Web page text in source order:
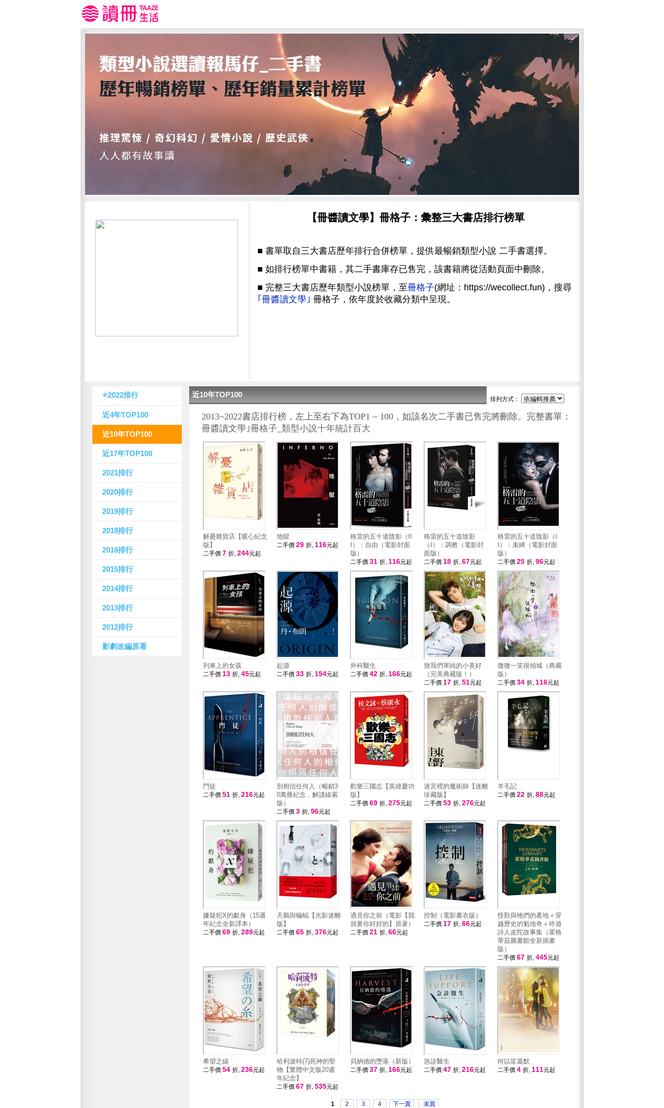
【冊醬讀文學】冊格子：彙整三大書店排行榜單
■ 書單取自三大書店歷年排行合併榜單，提供最暢銷類型小說 二手書選擇。
■ 如排行榜單中書籍，其二手書庫存已售完，該書籍將從活動頁面中刪除。
■ 完整三大書店歷年類型小說榜單，至冊格子(網址： https://wecollect.fun) ，搜尋
｢冊醬讀文學｣ 冊格子，依年度於收藏分類中呈現。
⭐2022排行
近4年TOP100
近10年TOP100
近17年TOP100
2021排行
2020排行
2019排行
2018排行
2016排行
2015排行
2014排行
2013排行
2012排行
影劇改編原著
近10年TOP100
排列方式：
2013~2022書店排行榜，左上至右下為TOP1 ~ 100，如該名次二手書已售完將刪除。完整書單：
冊醬讀文學｣冊格子 _類型小說十年統計百大
解憂雜貨店【暖心紀念
版】
二手價 7 折, 244元起
地獄
二手價 29 折, 116元起
格雷的五十道陰影（II
I）：自由（電影封面
版）
二手價 31 折, 116元起
格雷的五十道陰影
（I）：調教（電影封
面版）
二手價 18 折, 67元起
格雷的五十道陰影（I
I）：束縛（電影封面
版）
二手價 25 折, 96元起
列車上的女孩
二手價 13 折, 45元起
起源
二手價 33 折, 154元起
外科醫生
二手價 42 折, 166元起
致我們單純的小美好
（完美典藏版！）
二手價 17 折, 51元起
微微一笑很傾城（典藏
版）
二手價 34 折, 116元起
門徒
二手價 51 折, 216元起
別相信任何人（暢銷3
0萬冊紀念．解謎線索
版）
二手價 3 折, 96元起
歡樂三國志【英雄慶功
版】
二手價 69 折, 275元起
迷宮裡的魔術師【迷離
珍藏版】
二手價 53 折, 276元起
羊毛記
二手價 22 折, 88元起
嫌疑犯X的獻身（15週
年紀念全新譯本）
二手價 69 折, 289元起
天鵝與蝙蝠【光影迷離
版】
二手價 65 折, 376元起
遇見你之前（電影【我
就要你好好的】原著）
二手價 21 折, 66元起
控制（電影書衣版）
二手價 17 折, 66元起
怪獸與牠們的產地＋穿
越歷史的魁地奇＋吟遊
詩人皮陀故事集（霍格
華茲圖書館全新插畫
版）
二手價 67 折, 445元起
希望之線
二手價 54 折, 236元起
哈利波特(7)死神的聖
物【繁體中文版20週
年紀念】
二手價 67 折, 535元起
貝納德的墮落（新版）
二手價 37 折, 166元起
急診醫生
二手價 47 折, 216元起
何以笙簫默
二手價 4 折, 111元起
1 2 3 4 下一頁 末頁